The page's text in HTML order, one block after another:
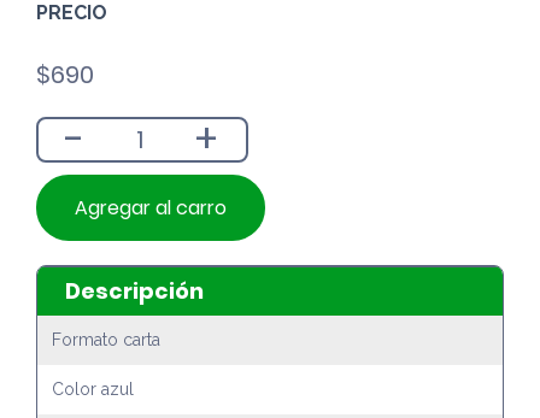
PRECIO
$690
- +
Agregar al carro
Descripción
Formato carta
Color azul